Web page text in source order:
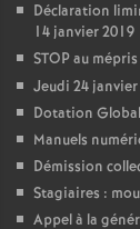
Déclaration
14 janvier 2019
STOP au mépris
Jeudi 24
Dotation
Manuels
Démission
Stagiaires :
Appel à la